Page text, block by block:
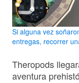
Si alguna vez
entregas, recorrer
Theropods
aventura